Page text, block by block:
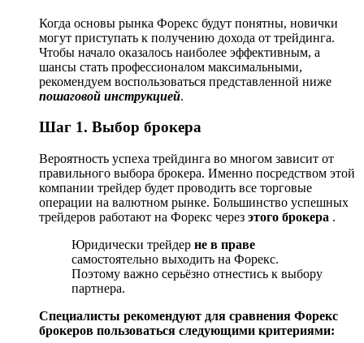
Когда основы рынка Форекс будут понятны, новички
могут приступать к получению дохода от трейдинга.
Чтобы начало оказалось наиболее эффективным, а
шансы стать профессионалом максимальными,
рекомендуем воспользоваться представленной ниже
пошаговой инструкцией.
Шаг 1. Выбор брокера
Вероятность успеха трейдинга во многом зависит от
правильного выбора брокера. Именно посредством этой
компании трейдер будет проводить все торговые
операции на валютном рынке. Большинство успешных
трейдеров работают на Форекс через этого брокера .
Юридически трейдер не в праве
самостоятельно выходить на Форекс.
Поэтому важно серьёзно отнестись к выбору
партнера.
Специалисты рекомендуют для сравнения Форекс
брокеров пользоваться следующими критериями: